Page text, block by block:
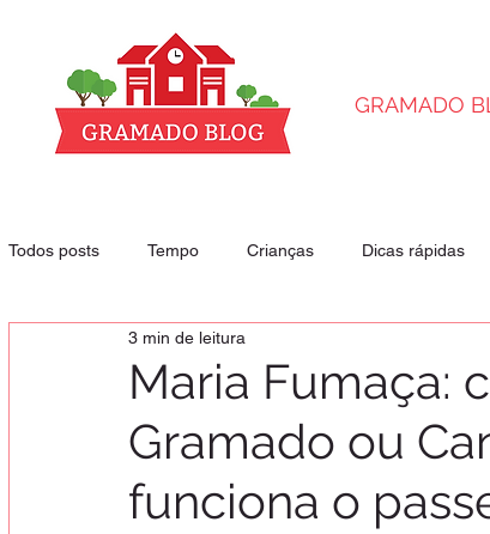
GRAMADO
Todos posts Tempo Crianças Dicas rápidas
Club - nossos descontos
Maria Fumaça:
Gramado ou
funciona o
3 min de leitura